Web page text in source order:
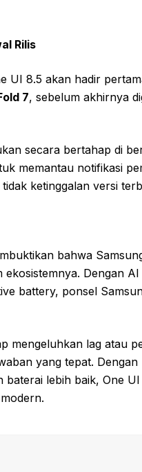
Rilis
UI 8.5 akan hadir
7, sebelum akhirnya
secara bertahap di
memantau notifikasi
ketinggalan versi
bahwa
ekosistemnya. Dengan
battery, ponsel
mengeluhkan lag atau
yang tepat.
baterai lebih baik, One